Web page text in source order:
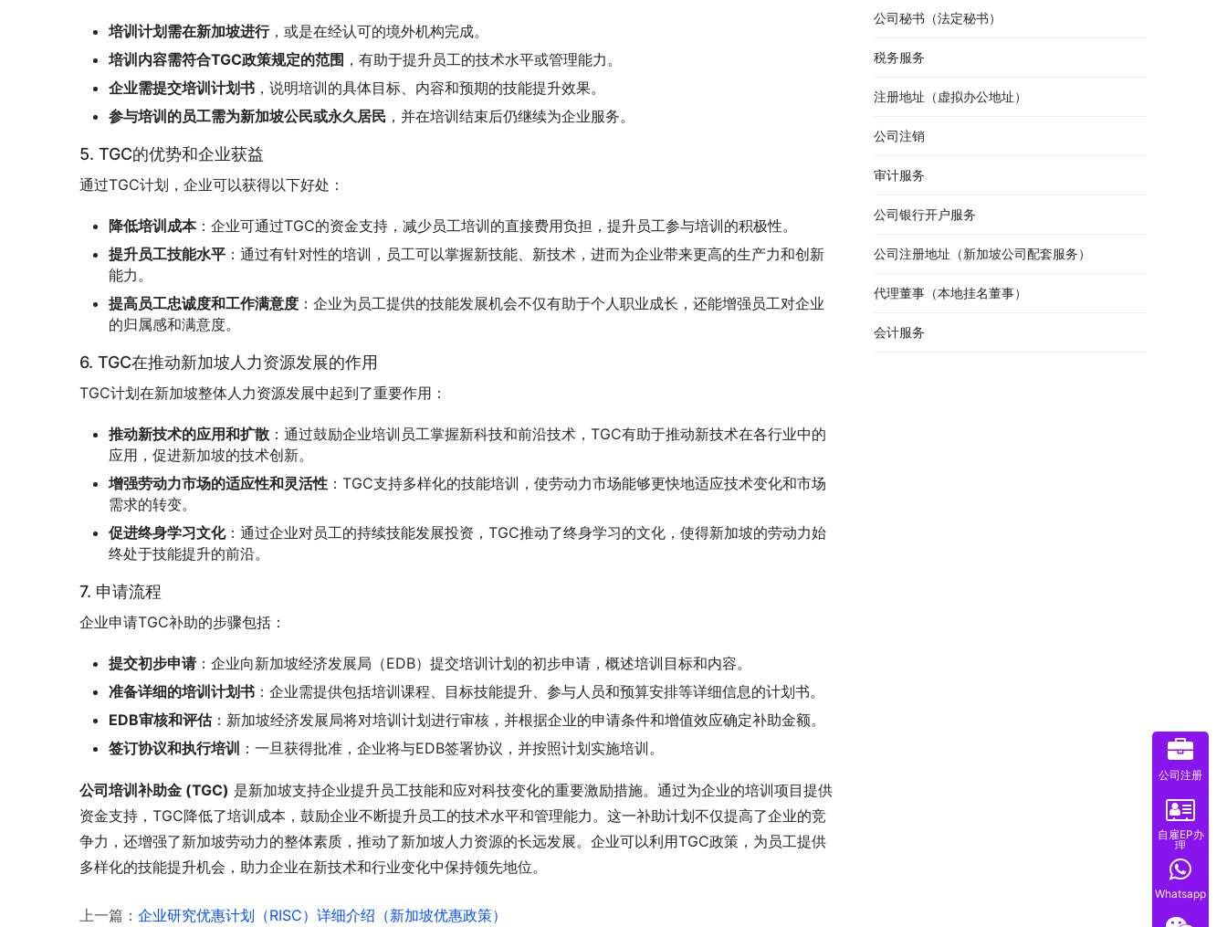
培训计划需在新加坡进行，或是在经认可的境外机构完成。
培训内容需符合TGC政策规定的范围 ，有助于提升员工的技术水平或管理能力。
企业需提交培训计划书 ，说明培训的具体目标、内容和预期的技能提升效果。
参与培训的员工需为新加坡公民或永久居民 ，并在培训结束后仍继续为企业服务。
5. TGC的优势和企业获益
通过TGC计划，企业可以获得以下好处：
降低培训成本：企业可通过TGC的资金支持，减少员工培训的直接费用负担，提升员工参与培训的积极性。
提升员工技能水平 ：通过有针对性的培训，员工可以掌握新技能、新技术，进而为企业带来更高的生产力和创新
能力。
提高员工忠诚度和工作满意度 ：企业为员工提供的技能发展机会不仅有助于个人职业成长，还能增强员工对企业
的归属感和满意度。
6. TGC在推动新加坡人力资源发展的作用
TGC计划在新加坡整体人力资源发展中起到了重要作用：
推动新技术的应用和扩散 ：通过鼓励企业培训员工掌握新科技和前沿技术，TGC有助于推动新技术在各行业中的
应用，促进新加坡的技术创新。
增强劳动力市场的适应性和灵活性 ：TGC支持多样化的技能培训，使劳动力市场能够更快地适应技术变化和市场
需求的转变。
促进终身学习文化：通过企业对员工的持续技能发展投资，TGC推动了终身学习的文化，使得新加坡的劳动力始
终处于技能提升的前沿。
7. 申请流程
企业申请TGC补助的步骤包括：
提交初步申请：企业向新加坡经济发展局（EDB）提交培训计划的初步申请，概述培训目标和内容。
准备详细的培训计划书 ：企业需提供包括培训课程、目标技能提升、参与人员和预算安排等详细信息的计划书。
EDB审核和评估：新加坡经济发展局将对培训计划进行审核，并根据企业的申请条件和增值效应确定补助金额。
签订协议和执行培训 ：一旦获得批准，企业将与EDB签署协议，并按照计划实施培训。
公司培训补助金 (TGC) 是新加坡支持企业提升员工技能和应对科技变化的重要激励措施。通过为企业的培训项目提供
资金支持，TGC降低了培训成本，鼓励企业不断提升员工的技术水平和管理能力。这一补助计划不仅提高了企业的竞
争力，还增强了新加坡劳动力的整体素质，推动了新加坡人力资源的长远发展。企业可以利用TGC政策，为员工提供
多样化的技能提升机会，助力企业在新技术和行业变化中保持领先地位。
上一篇： 企业研究优惠计划（RISC）详细介绍（新加坡优惠政策）
公司秘书（法定秘书）
税务服务
注册地址（虚拟办公地址）
公司注销
审计服务
公司银行开户服务
公司注册地址（新加坡公司配套服务）
代理董事（本地挂名董事）
会计服务
公司注册
自雇EP办
理
Whatsapp